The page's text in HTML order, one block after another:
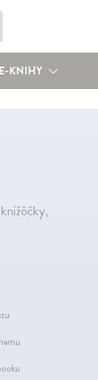
E-KNIHY